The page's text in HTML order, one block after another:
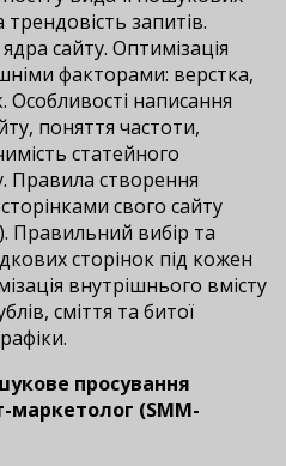
запитів.
сайту. Оптимізація
факторами: верстка,
Особливості написання
поняття частоти,
статейного
Правила створення
свого сайту
Правильний вибір та
сторінок під кожен
внутрішнього вмісту
сміття та битої
просування
маркетолог (SMM-